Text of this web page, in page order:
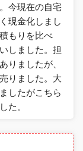
今現在の自宅
現金化しまし
もりを比べ
しました。担
りましたが、
りました。大
したがこちら
た。